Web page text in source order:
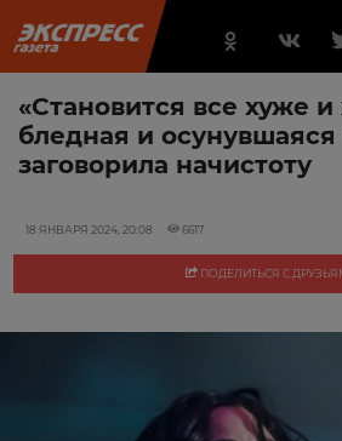
«Становится все хуже и
бледная и
заговорила начистоту
18 ЯНВАРЯ 2024, 20:08 6617
ПОДЕЛИТЬСЯ С